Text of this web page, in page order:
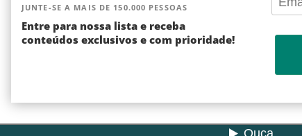
JUNTE-SE A MAIS DE 150.000 PESSOAS
Entre para nossa lista e receba
conteúdos exclusivos e com prioridade!